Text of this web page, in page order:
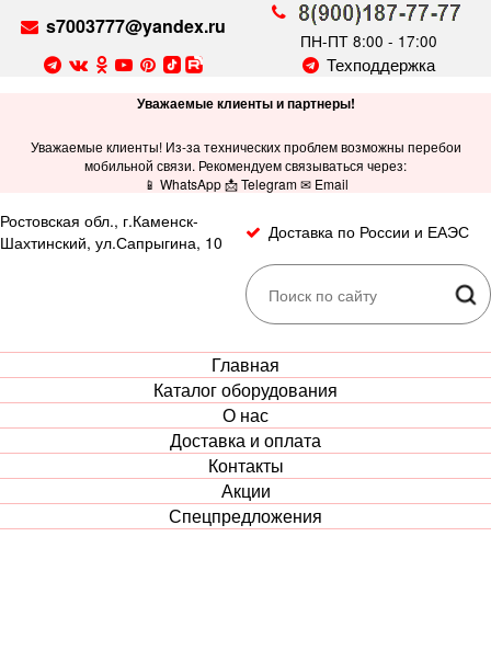
s7003777@yandex.ru
ПН-ПТ 8:00 - 17:00
Техподдержка
Уважаемые клиенты и партнеры!
Уважаемые клиенты! Из-за технических проблем возможны перебои
мобильной связи. Рекомендуем связываться через:
📱 WhatsApp 📩 Telegram ✉ Email
Ростовская обл., г.Каменск-
Шахтинский, ул.Сапрыгина, 10
Доставка по России и ЕАЭС
Главная
Каталог оборудования
О нас
Доставка и оплата
Контакты
Акции
Спецпредложения